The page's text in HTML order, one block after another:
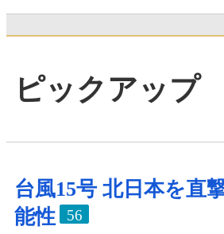
ピックアップ
台風15号 北日本を直
能性
56